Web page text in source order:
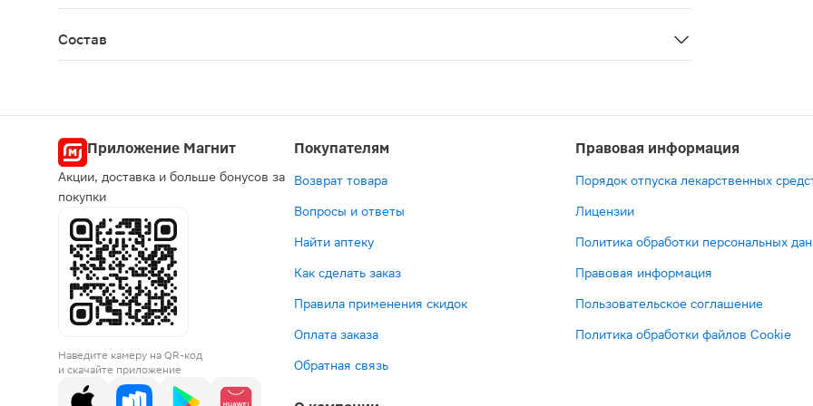
Состав
Приложение Магнит
Акции, доставка и больше бонусов за
покупки
Наведите камеру на QR-код
и скачайте приложение
Покупателям
Возврат товара
Вопросы и ответы
Найти аптеку
Как сделать заказ
Правила применения скидок
Оплата заказа
Обратная связь
Правовая информация
Порядок отпуска лекарственных
Лицензии
Политика обработки персональных
Правовая информация
Пользовательское соглашение
Политика обработки файлов Cookie